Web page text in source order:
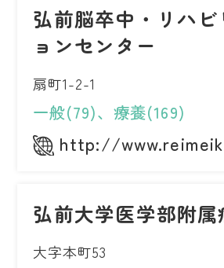
弘前脳卒中・リハビ
ョンセンター
扇町1-2-1
一般(79)、療養(169)
http://
弘前大学医学部附属
大字本町53